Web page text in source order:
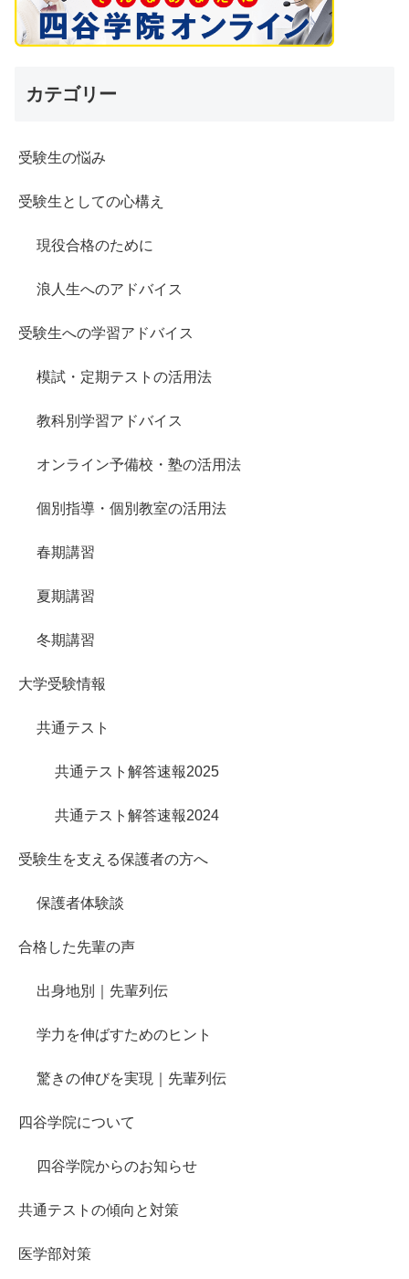
カテゴリー
受験生の悩み
受験生としての心構え
現役合格のために
浪人生へのアドバイス
受験生への学習アドバイス
模試・定期テストの活用法
教科別学習アドバイス
オンライン予備校・塾の活用法
個別指導・個別教室の活用法
春期講習
夏期講習
冬期講習
大学受験情報
共通テスト
共通テスト解答速報2025
共通テスト解答速報2024
受験生を支える保護者の方へ
保護者体験談
合格した先輩の声
出身地別｜先輩列伝
学力を伸ばすためのヒント
驚きの伸びを実現｜先輩列伝
四谷学院について
四谷学院からのお知らせ
共通テストの傾向と対策
医学部対策